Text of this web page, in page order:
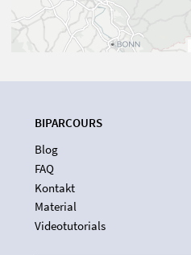
BIPARCOURS
Blog
FAQ
Kontakt
Material
Videotutorials